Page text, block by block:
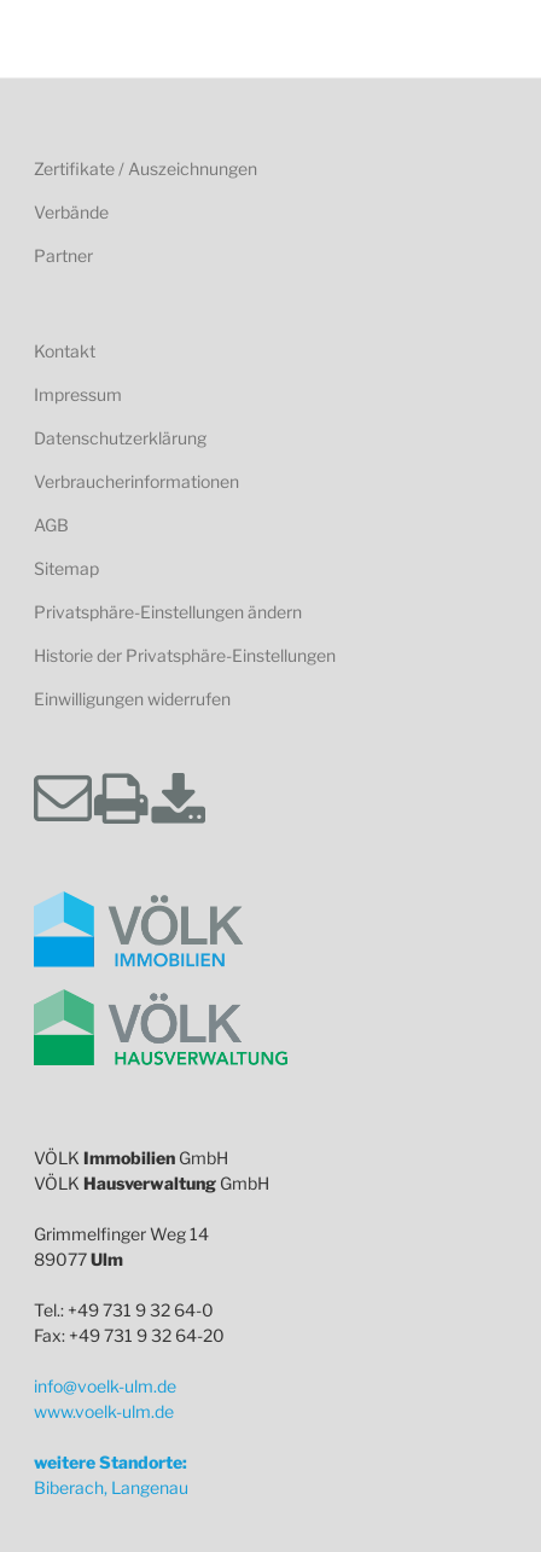
Zertifikate / Auszeichnungen
Verbände
Partner
Kontakt
Impressum
Datenschutzerklärung
Verbraucherinformationen
AGB
Sitemap
Privatsphäre-Einstellungen ändern
Historie der Privatsphäre-Einstellungen
Einwilligungen widerrufen
VÖLK Immobilien GmbH
VÖLK Hausverwaltung GmbH
Grimmelfinger Weg 14
89077Ulm
Tel.: +49 731 9 32 64-0
Fax: +49 731 9 32 64-20
info@voelk-ulm.de
www.voelk-ulm.de
weitere Standorte:
Biberach, Langenau